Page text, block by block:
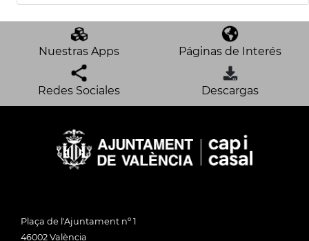
Nuestras Apps Páginas de Interés
Redes Sociales Descargas
Plaça de l'Ajuntament nº 1
46002 València